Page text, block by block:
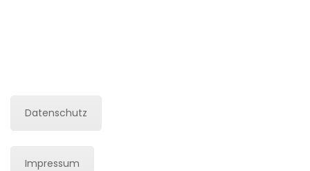
Datenschutz
Impressum